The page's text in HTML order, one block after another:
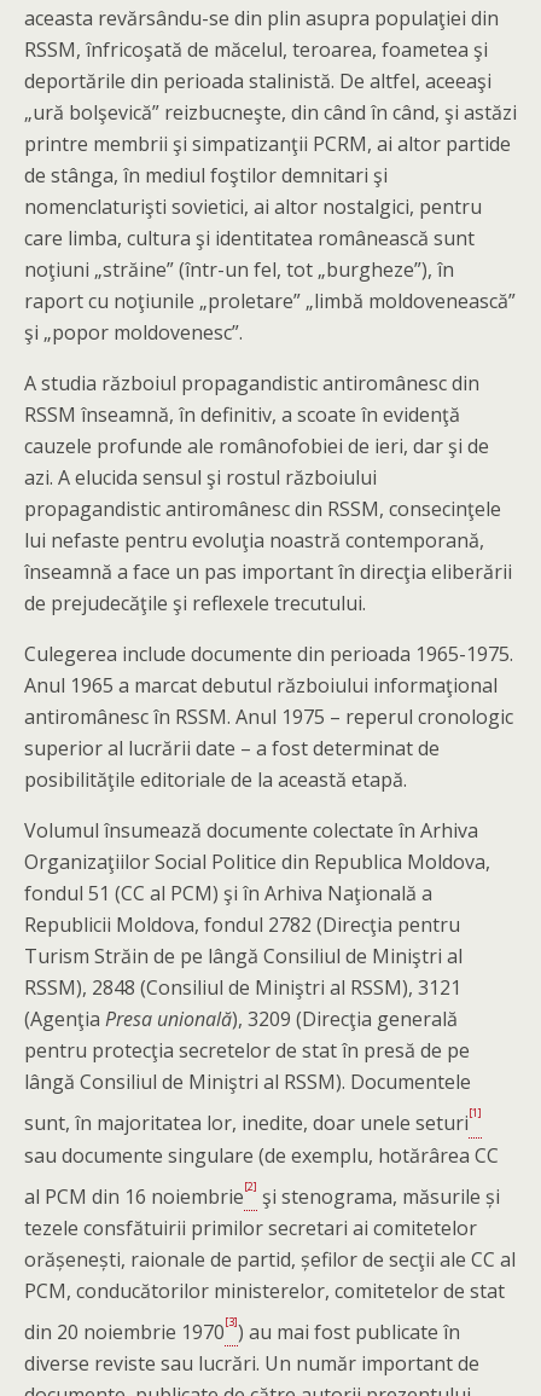
aceasta revărsându-se din plin asupra populaţiei din
RSSM, înfricoşată de măcelul, teroarea, foametea şi
deportările din perioada stalinistă. De altfel, aceeaşi
„ură bolşevică” reizbucneşte, din când în când, şi astăzi
printre membrii şi simpatizanţii PCRM, ai altor partide
de stânga, în mediul foştilor demnitari şi
nomenclaturişti sovietici, ai altor nostalgici, pentru
care limba, cultura şi identitatea românească sunt
noţiuni „străine” (într-un fel, tot „burgheze”), în
raport cu noţiunile „proletare” „limbă moldovenească”
şi „popor moldovenesc”.
A studia războiul propagandistic antiromânesc din
RSSM înseamnă, în definitiv, a scoate în evidenţă
cauzele profunde ale românofobiei de ieri, dar şi de
azi. A elucida sensul şi rostul războiului
propagandistic antiromânesc din RSSM, consecinţele
lui nefaste pentru evoluţia noastră contemporană,
înseamnă a face un pas important în direcţia eliberării
de prejudecăţile şi reflexele trecutului.
Culegerea include documente din perioada 1965-1975.
Anul 1965 a marcat debutul războiului informaţional
antiromânesc în RSSM. Anul 1975 – reperul cronologic
superior al lucrării date – a fost determinat de
posibilităţile editoriale de la această etapă.
Volumul însumează documente colectate în Arhiva
Organizaţiilor Social Politice din Republica Moldova,
fondul 51 (CC al PCM) şi în Arhiva Naţională a
Republicii Moldova, fondul 2782 (Direcţia pentru
Turism Străin de pe lângă Consiliul de Miniştri al
RSSM), 2848 (Consiliul de Miniştri al RSSM), 3121
(Agenţia Presa unională), 3209 (Direcţia generală
pentru protecţia secretelor de stat în presă de pe
lângă Consiliul de Miniştri al RSSM). Documentele
sunt, în majoritatea lor, inedite, doar unele seturi[1]
sau documente singulare (de exemplu, hotărârea CC
al PCM din 16 noiembrie[2] şi stenograma, măsurile și
tezele consfătuirii primilor secretari ai comitetelor
orășenești, raionale de partid, șefilor de secţii ale CC al
PCM, conducătorilor ministerelor, comitetelor de stat
din 20 noiembrie 1970[3]) au mai fost publicate în
diverse reviste sau lucrări. Un număr important de